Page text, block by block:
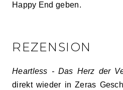
Happy End geben.
REZENSION
Heartless - Das Herz der
direkt wieder in Zeras